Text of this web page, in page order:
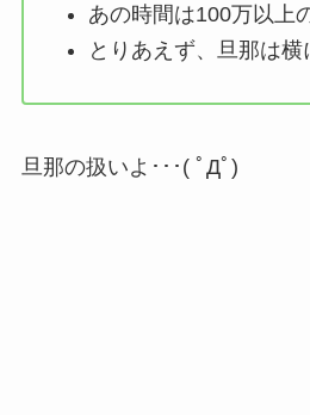
あの時間は100万以上
とりあえず、旦那は横
旦那の扱いよ･･･( ﾟДﾟ)